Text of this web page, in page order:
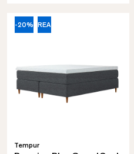
-20% REA
Tempur